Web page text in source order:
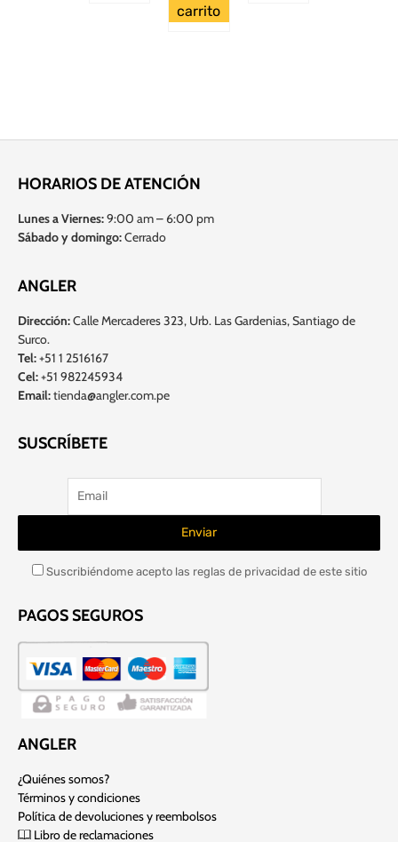
carrito
HORARIOS DE ATENCIÓN
Lunes a Viernes:9:00 am – 6:00 pm
Sábado y domingo:Cerrado
ANGLER
Dirección:Calle Mercaderes 323, Urb. Las Gardenias, Santiago de
Surco.
Tel:+51 1 2516167
Cel:+51 982245934
Email:tienda@angler.com.pe
SUSCRÍBETE
Suscribiéndome acepto las reglas de privacidad de este sitio
PAGOS SEGUROS
ANGLER
¿Quiénes somos?
Términos y condiciones
Política de devoluciones y reembolsos
Libro de reclamaciones